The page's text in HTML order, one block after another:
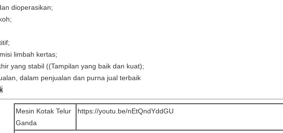
dioperasikan;
limbah kertas;
yang stabil ((Tampilan yang baik dan kuat);
dalam penjualan dan purna jual terbaik
Mesin Kotak Telur
Ganda
https://youtu.be/nEtQndYddGU